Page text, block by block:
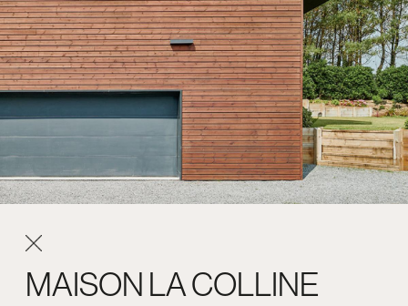
MAISON LA COLLINE